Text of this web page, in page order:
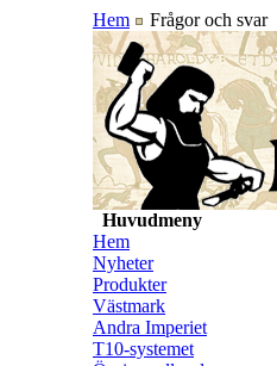
Hem Frågor och svar
Huvudmeny
Hem
Nyheter
Produkter
Västmark
Andra Imperiet
T10-systemet